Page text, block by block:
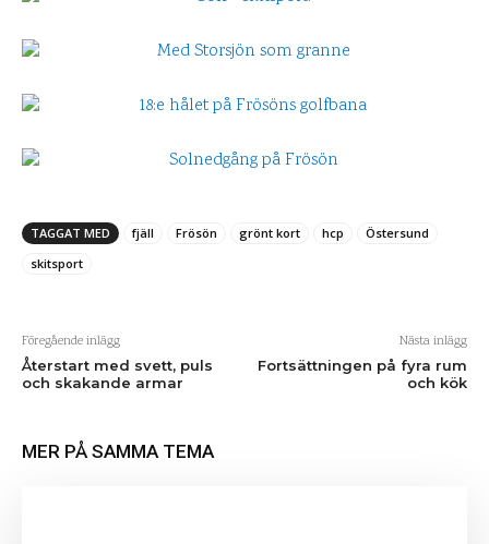
TAGGAT MED fjäll Frösön grönt kort hcp
Östersund
skitsport
Föregående inlägg
Återstart med svett, puls
och skakande armar
Nästa inlägg
Fortsättningen på fyra rum
och kök
MER PÅ SAMMA TEMA